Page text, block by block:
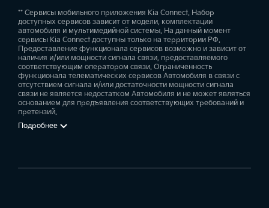
** Сервисы мобильного приложения Kia Connect. Набор
доступных сервисов зависит от модели, комплектации
автомобиля и мультимедийной системы. На данный момент
сервисы Kia Connect доступны только на территории РФ.
Предоставление функционала сервисов возможно и зависит от
наличия и/или мощности сигнала связи, предоставляемого
соответствующим оператором связи. Ограниченность
функционала телематических сервисов Автомобиля в связи с
отсутствием сигнала и/или достаточности мощности сигнала
связи не является недостатком Автомобиля и не может являться
основанием для предъявления соответствующих требований и
претензий.
Подробнее